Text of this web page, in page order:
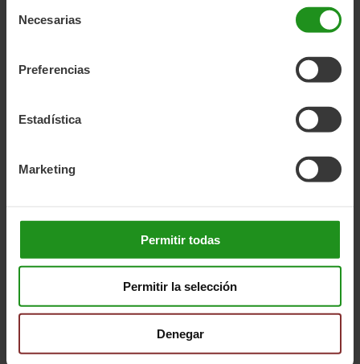
Necesarias
Preferencias
Estadística
Marketing
Permitir todas
Permitir la selección
Denegar